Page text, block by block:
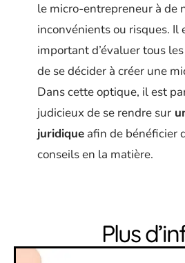
le micro-entrepreneur à de
inconvénients ou risques. Il
important d’évaluer tous
de se décider à créer une
Dans cette optique, il est
judicieux de se rendre sur
juridique afin de bénéficier
conseils en la matière.
Plus